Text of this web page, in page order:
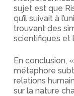
sujet est que
qu’il suivait à
trouvant des
scientifiques et
En conclusion,
métaphore
relations
sur la nature